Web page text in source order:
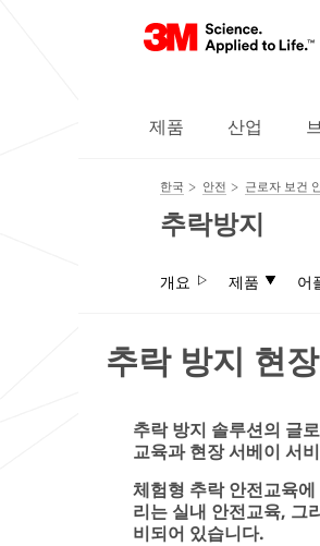
제품 산업
한국 안전 근로자 보건
추락방지
개요 제품 어
추락 방지 현
추락 방지 솔루션의 글
교육과 현장 서베이 서
체험형 추락 안전교육
리는 실내 안전교육, 그
비되어 있습니다.